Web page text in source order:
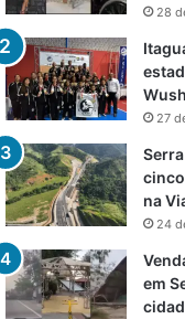
28
27
na
24
em